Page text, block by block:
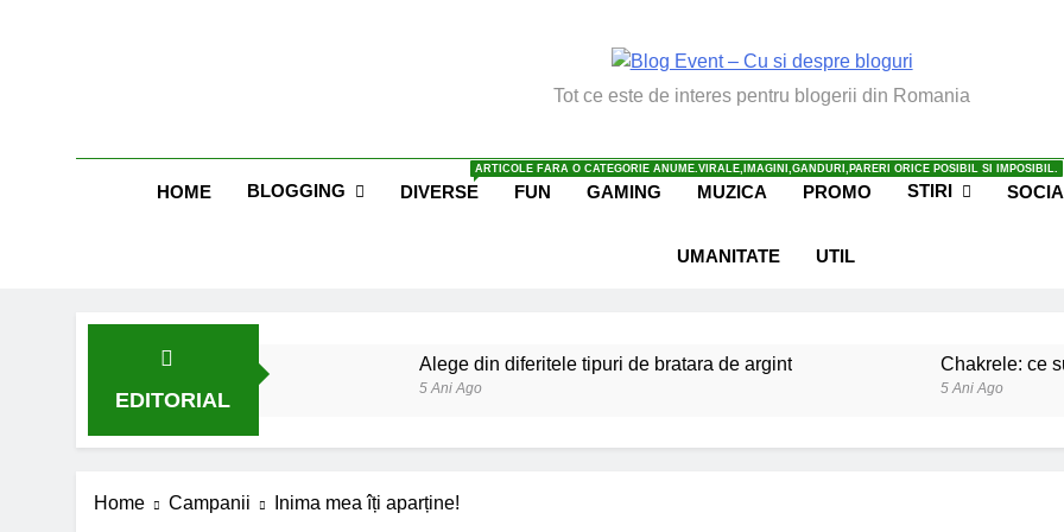
Blog Event – Cu Si Despre
Tot ce este de interes pentru blogerii din Romania
HOME BLOGGING DIVERSE
ARTICOLE FARA O CATEGORIE ANUME.VIRALE,IMAGINI,GANDURI,PARERI ORICE POSIBIL SI IMPOSIBIL.
FUN GAMING MUZICA PROMO STIRI
UMANITATE UTIL
EDITORIAL
Alege din diferitele tipuri de bratara de argint
5 Ani Ago
Chakrele: ce
5 Ani Ago
6 Ani Ago 6 Ani Ago
6 Ani Ago
Home Campanii Inima mea îți aparține!